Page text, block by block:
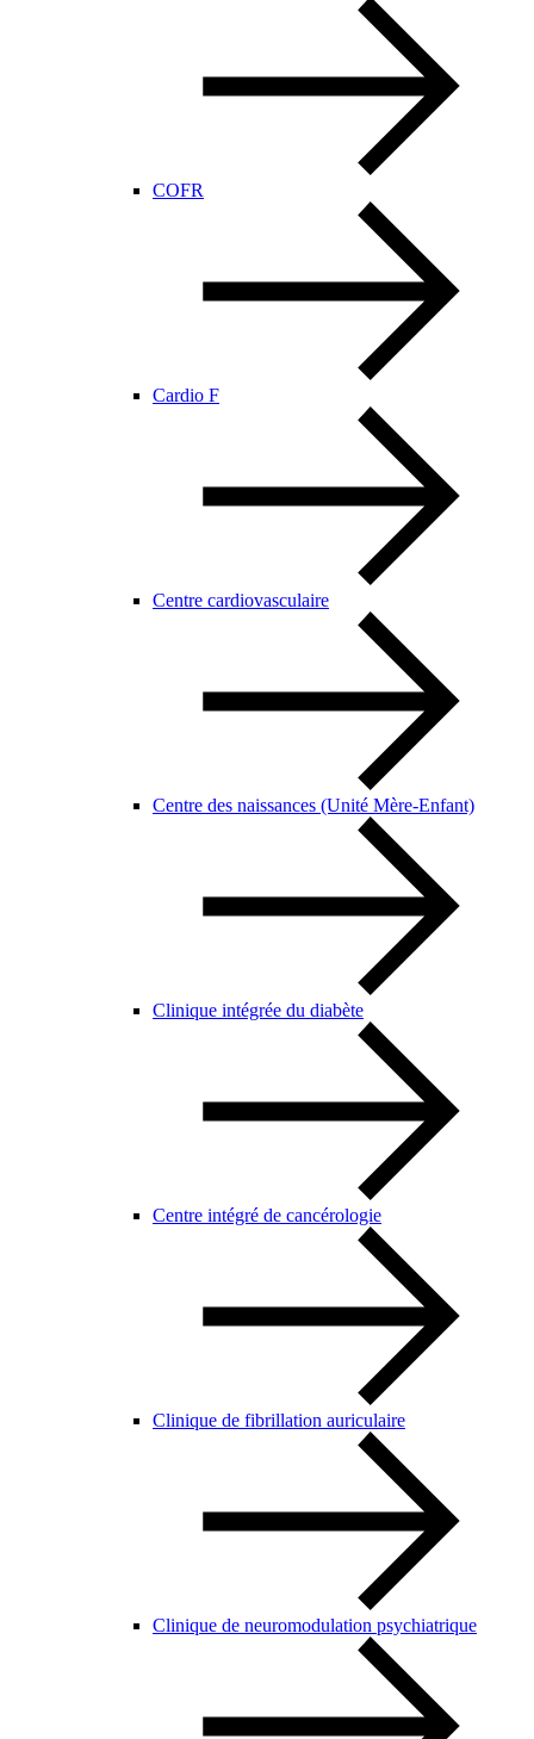
COFR
Cardio F
Centre cardiovasculaire
Centre des naissances (Unité Mère-Enfant)
Clinique intégrée du diabète
Centre intégré de cancérologie
Clinique de fibrillation auriculaire
Clinique de neuromodulation psychiatrique